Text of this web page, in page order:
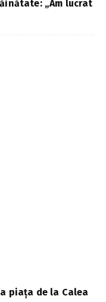
„Am lucrat
piața de la Calea